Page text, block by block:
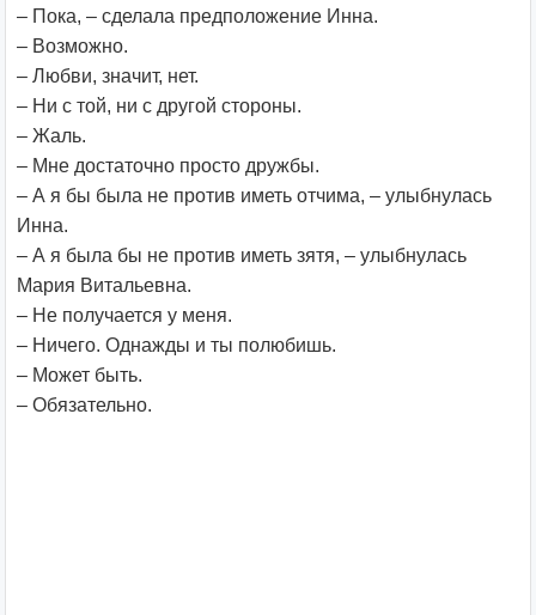
– Пока, – сделала предположение Инна.
– Возможно.
– Любви, значит, нет.
– Ни с той, ни с другой стороны.
– Жаль.
– Мне достаточно просто дружбы.
– А я бы была не против иметь отчима, – улыбнулась
Инна.
– А я была бы не против иметь зятя, – улыбнулась
Мария Витальевна.
– Не получается у меня.
– Ничего. Однажды и ты полюбишь.
– Может быть.
– Обязательно.